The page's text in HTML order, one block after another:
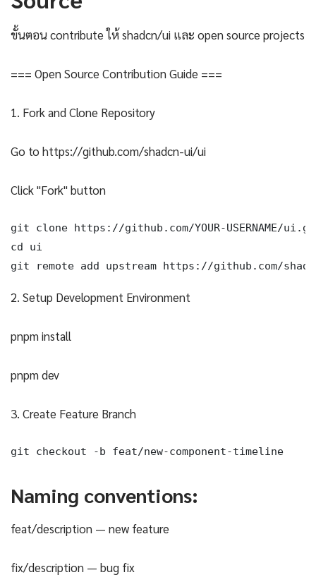
ขั้นตอน contribute ให้ shadcn/ui และ open source projects
=== Open Source Contribution Guide ===
1. Fork and Clone Repository
Go to https://github.com/shadcn-ui/ui
Click "Fork" button
git clone https://github.com/YOUR-USERNAME/
cd ui
git remote add upstream https://github.com/
2. Setup Development Environment
pnpm install
pnpm dev
3. Create Feature Branch
git checkout -b feat/new-component-timeline
Naming conventions:
feat/description — new feature
fix/description — bug fix